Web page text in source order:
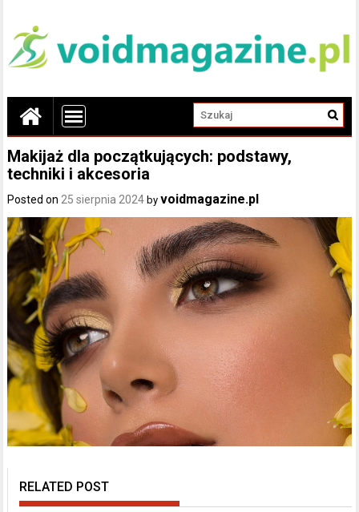
Makijaż dla początkujących: podstawy,
techniki i akcesoria
Posted on 25 sierpnia 2024 byvoidmagazine.pl
RELATED POST